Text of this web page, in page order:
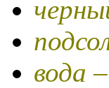
вода